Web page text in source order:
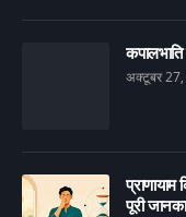
अक्टूबर
पूरी